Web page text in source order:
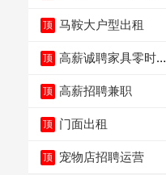
顶 马鞍大户型出租
顶 高薪诚聘家具零时促
顶 高薪招聘兼职
顶 门面出租
顶 宠物店招聘运营